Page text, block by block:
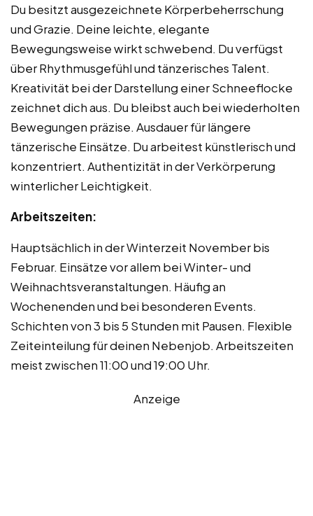
Du besitzt ausgezeichnete Körperbeherrschung
und Grazie. Deine leichte, elegante
Bewegungsweise wirkt schwebend. Du verfügst
über Rhythmusgefühl und tänzerisches Talent.
Kreativität bei der Darstellung einer Schneeflocke
zeichnet dich aus. Du bleibst auch bei wiederholten
Bewegungen präzise. Ausdauer für längere
tänzerische Einsätze. Du arbeitest künstlerisch und
konzentriert. Authentizität in der Verkörperung
winterlicher Leichtigkeit.
Arbeitszeiten:
Hauptsächlich in der Winterzeit November bis
Februar. Einsätze vor allem bei Winter- und
Weihnachtsveranstaltungen. Häufig an
Wochenenden und bei besonderen Events.
Schichten von 3 bis 5 Stunden mit Pausen. Flexible
Zeiteinteilung für deinen Nebenjob. Arbeitszeiten
meist zwischen 11:00 und 19:00 Uhr.
Anzeige